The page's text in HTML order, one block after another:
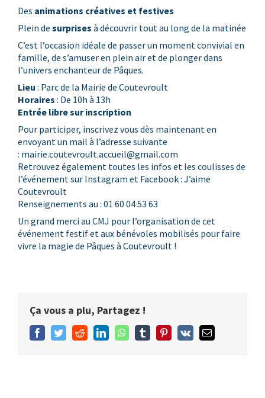
Des animations créatives et festives
Plein de surprises à découvrir tout au long de la matinée
C’est l’occasion idéale de passer un moment convivial en
famille, de s’amuser en plein air et de plonger dans
l’univers enchanteur de Pâques.
Lieu : Parc de la Mairie de Coutevroult
Horaires : De 10h à 13h
Entrée libre sur inscription
Pour participer, inscrivez vous dès maintenant en
envoyant un mail à l’adresse suivante
: mairie.coutevroult.accueil@gmail.com
Retrouvez également toutes les infos et les coulisses de
l’événement sur Instagram et Facebook : J’aime
Coutevroult
Renseignements au : 01 60 04 53 63
Un grand merci au CMJ pour l’organisation de cet
événement festif et aux bénévoles mobilisés pour faire
vivre la magie de Pâques à Coutevroult !
Ça vous a plu, Partagez !
Facebook
TwitterRedditLinkedInWhatsApp
Tumblr Pinterest
Vk Email